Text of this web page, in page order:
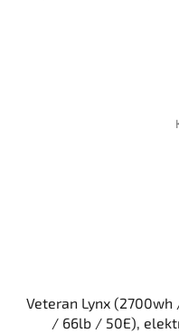
Veteran Lynx
/ 66lb / 50E),